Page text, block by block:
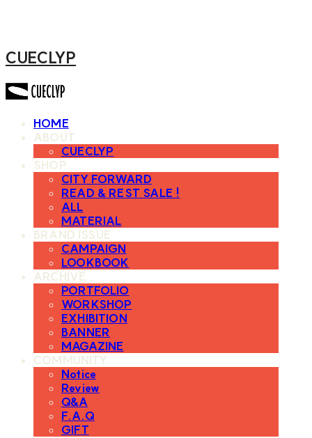
CUECLYP
HOME
ABOUT
CUECLYP
SHOP
CITY FORWARD
READ & REST SALE !
ALL
MATERIAL
BRAND ISSUE
CAMPAIGN
LOOKBOOK
ARCHIVE
PORTFOLIO
WORKSHOP
EXHIBITION
BANNER
MAGAZINE
COMMUNITY
Notice
Review
Q&A
F.A.Q
GIFT